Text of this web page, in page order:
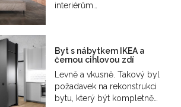
interiérům…
Byt s nábytkem IKEA a
černou cihlovou zdí
Levně a vkusně. Takový byl
požadavek na rekonstrukci
bytu, který být kompletně…